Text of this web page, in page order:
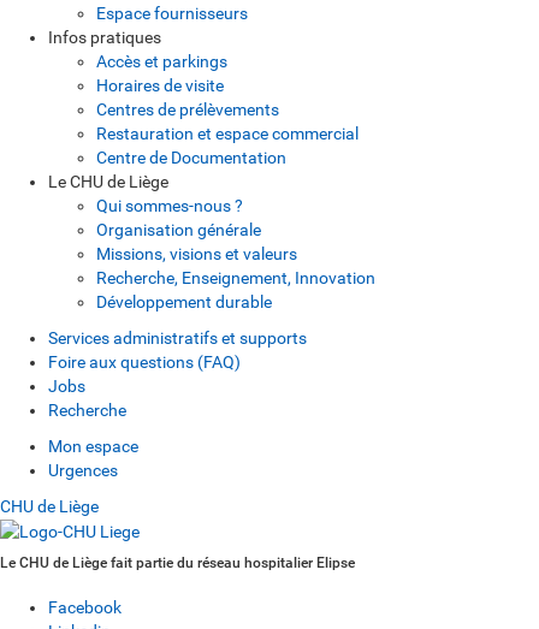
Espace fournisseurs
Infos pratiques
Accès et parkings
Horaires de visite
Centres de prélèvements
Restauration et espace commercial
Centre de Documentation
Le CHU de Liège
Qui sommes-nous ?
Organisation générale
Missions, visions et valeurs
Recherche, Enseignement, Innovation
Développement durable
Services administratifs et supports
Foire aux questions (FAQ)
Jobs
Recherche
Mon espace
Urgences
CHU de Liège
Le CHU de Liège fait partie du réseau hospitalier Elipse
Facebook